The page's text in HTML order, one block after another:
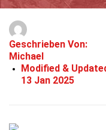
Geschrieben Von:
Michael
Modified &
13 Jan 2025